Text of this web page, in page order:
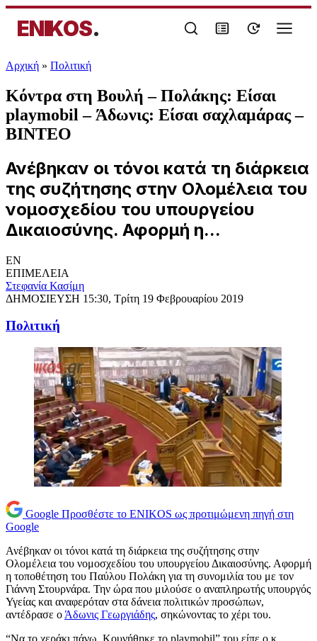
ENIKOS.
Αρχική » Πολιτική
Κόντρα στη Βουλή – Πολάκης: Είσαι
playmοbil – Άδωνις: Είσαι σαχλαμάρας –
ΒΙΝΤΕΟ
Ανέβηκαν οι τόνοι κατά τη διάρκεια
της συζήτησης στην Ολομέλεια του
νομοσχεδίου του υπουργείου
Δικαιοσύνης. Αφορμή η...
EN
ΕΠΙΜΕΛΕΙΑ
Στεφανία Κασίμη
ΔΗΜΟΣΙΕΥΣΗ 15:30, Τρίτη 19 Φεβρουαρίου 2019
Πολιτική
Google Προσθέστε το ENIKOS ως προτιμώμενη πηγή στη
Google
Ανέβηκαν οι τόνοι κατά τη διάρκεια της συζήτησης στην
Ολομέλεια του νομοσχεδίου του υπουργείου Δικαιοσύνης. Αφορμή
η τοποθέτηση του Παύλου Πολάκη για τη συνομιλία του με τον
Γιάννη Στουρνάρα. Την ώρα που μιλούσε ο αναπληρωτής υπουργός
Υγείας και αναφερόταν στα δάνεια πολιτικών προσώπων,
αντέδρασε ο Άδωνις Γεωργιάδης, σηκώνοντας το χέρι του.